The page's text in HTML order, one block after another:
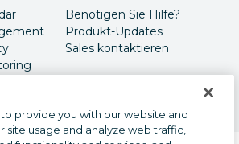
Benötigen Sie Hilfe?
Produkt-Updates
Sales kontaktieren
provide you with our website and
site usage and analyze web traffic,